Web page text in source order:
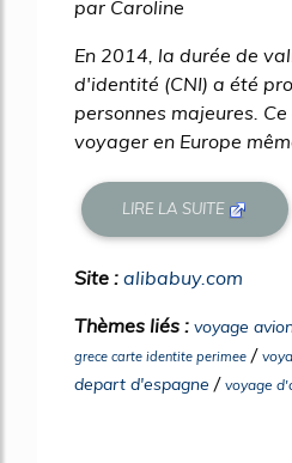
par Caroline
En 2014, la durée de
d'identité (CNI) a été
personnes majeures.
voyager en Europe
LIRE LA SUITE
Site : alibabuy.com
Thèmes liés : voyage
grece carte identite perimee /
depart d'espagne / voyage